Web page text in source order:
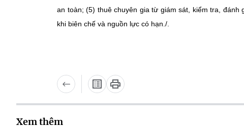
an toàn; (5) thuê chuyên gia từ giám sát, kiểm tra,
khi biên chế và nguồn lực có hạn./.
Xem thêm